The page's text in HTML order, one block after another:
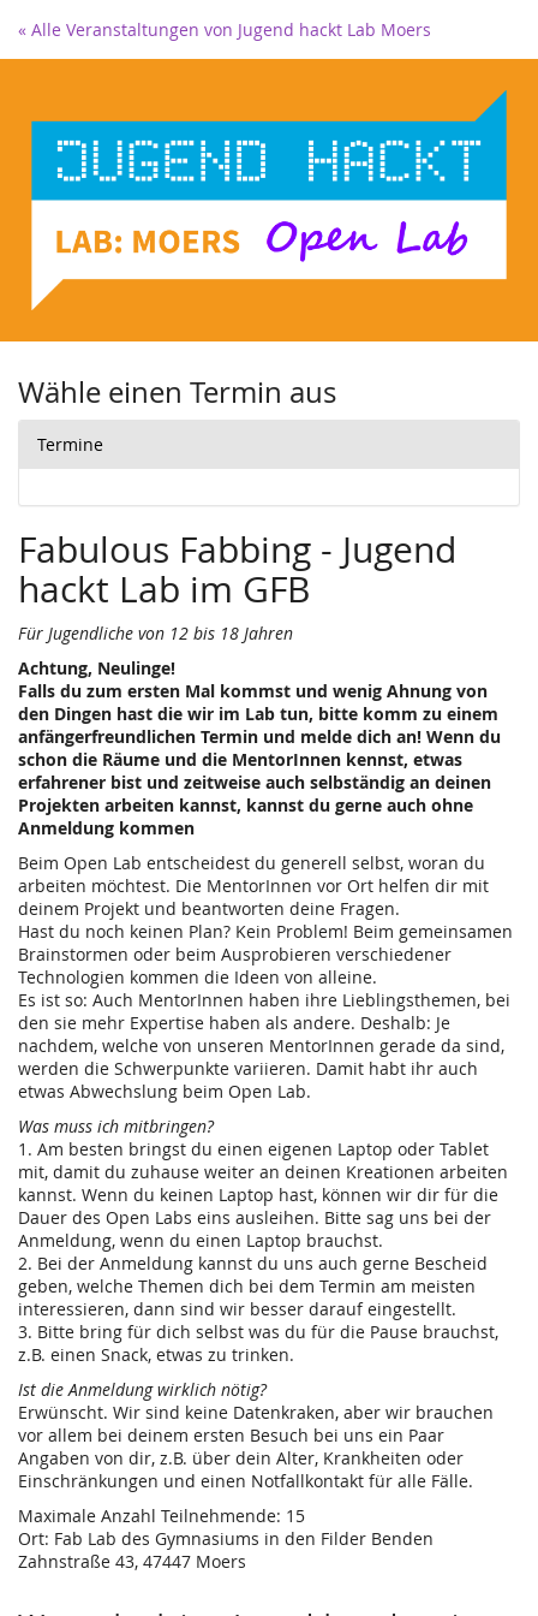
« Alle Veranstaltungen von Jugend hackt Lab Moers
Wähle einen Termin aus
Termine
Fabulous Fabbing - Jugend
hackt Lab im GFB
Für Jugendliche von 12 bis 18 Jahren
Achtung, Neulinge!
Falls du zum ersten Mal kommst und wenig Ahnung von
den Dingen hast die wir im Lab tun, bitte komm zu einem
anfängerfreundlichen Termin und melde dich an! Wenn du
schon die Räume und die MentorInnen kennst, etwas
erfahrener bist und zeitweise auch selbständig an deinen
Projekten arbeiten kannst, kannst du gerne auch ohne
Anmeldung kommen
Beim Open Lab entscheidest du generell selbst, woran du
arbeiten möchtest. Die MentorInnen vor Ort helfen dir mit
deinem Projekt und beantworten deine Fragen.
Hast du noch keinen Plan? Kein Problem! Beim gemeinsamen
Brainstormen oder beim Ausprobieren verschiedener
Technologien kommen die Ideen von alleine.
Es ist so: Auch MentorInnen haben ihre Lieblingsthemen, bei
den sie mehr Expertise haben als andere. Deshalb: Je
nachdem, welche von unseren MentorInnen gerade da sind,
werden die Schwerpunkte variieren. Damit habt ihr auch
etwas Abwechslung beim Open Lab.
Was muss ich mitbringen?
1. Am besten bringst du einen eigenen Laptop oder Tablet
mit, damit du zuhause weiter an deinen Kreationen arbeiten
kannst. Wenn du keinen Laptop hast, können wir dir für die
Dauer des Open Labs eins ausleihen. Bitte sag uns bei der
Anmeldung, wenn du einen Laptop brauchst.
2. Bei der Anmeldung kannst du uns auch gerne Bescheid
geben, welche Themen dich bei dem Termin am meisten
interessieren, dann sind wir besser darauf eingestellt.
3. Bitte bring für dich selbst was du für die Pause brauchst,
z.B. einen Snack, etwas zu trinken.
Ist die Anmeldung wirklich nötig?
Erwünscht. Wir sind keine Datenkraken, aber wir brauchen
vor allem bei deinem ersten Besuch bei uns ein Paar
Angaben von dir, z.B. über dein Alter, Krankheiten oder
Einschränkungen und einen Notfallkontakt für alle Fälle.
Maximale Anzahl Teilnehmende: 15
Ort: Fab Lab des Gymnasiums in den Filder Benden
Zahnstraße 43, 47447 Moers